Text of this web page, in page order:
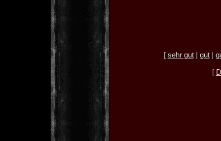
[ sehr gut| gut|
[